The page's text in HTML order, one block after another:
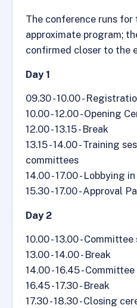
The conference runs for
approximate program;
confirmed closer to the
Day 1
09.30 - 10.00 -
10.00 - 12.00 - Opening
12.00 - 13.15 - Break
13.15 - 14.00 - Training
committees
14.00 - 17.00 - Lobbying
15.30 - 17.00 - Approval
Day 2
10.00 - 13.00 -
13.00 - 14.00 - Break
14.00 - 16.45 -
16.45 - 17.30 - Break
17.30 - 18.30 - Closing